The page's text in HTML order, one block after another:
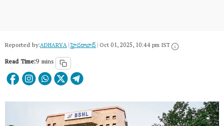
Reported by:ADHARVA|హైదరాబాద్​|Oct 01, 2025, 10:44 pm IST
Read Time:9 mins